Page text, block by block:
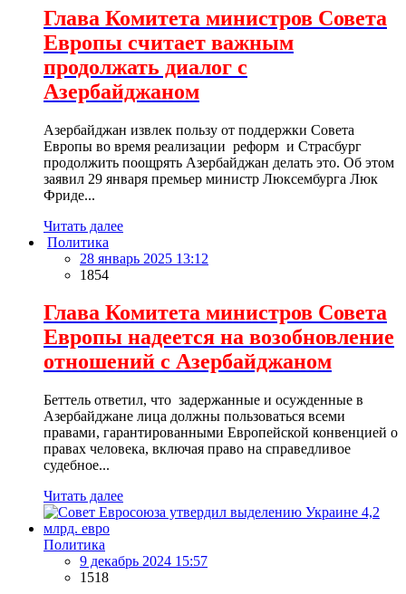
Глава Комитета министров Совета
Европы считает важным
продолжать диалог с
Азербайджаном
Азербайджан извлек пользу от поддержки Совета
Европы во время реализации реформ и Страсбург
продолжить поощрять Азербайджан делать это. Об этом
заявил 29 января премьер министр Люксембурга Люк
Фриде...
Читать далее
Политика
28 январь 2025 13:12
1854
Глава Комитета министров Совета
Европы надеется на возобновление
отношений с Азербайджаном
Беттель ответил, что задержанные и осужденные в
Азербайджане лица должны пользоваться всеми
правами, гарантированными Европейской конвенцией о
правах человека, включая право на справедливое
судебное...
Читать далее
Политика
9 декабрь 2024 15:57
1518